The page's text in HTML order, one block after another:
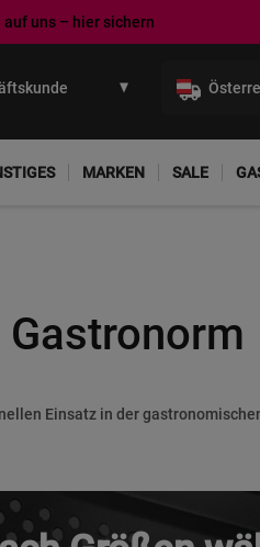
uns – hier sichern
MARKEN SALE
Gastronorm
Einsatz in der